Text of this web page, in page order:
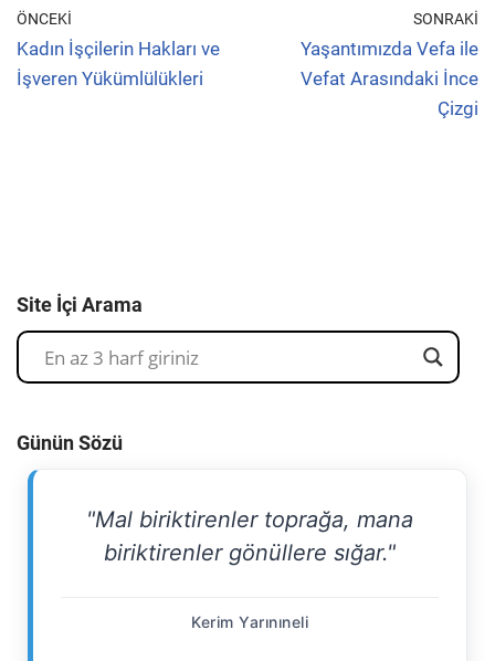
ÖNCEKI
Kadın İşçilerin Hakları ve
İşveren Yükümlülükleri
SONRAKI
Yaşantımızda Vefa ile
Vefat Arasındaki İnce
Çizgi
Site İçi Arama
Günün Sözü
"Mal biriktirenler toprağa, mana
biriktirenler gönüllere sığar."
Kerim Yarınıneli